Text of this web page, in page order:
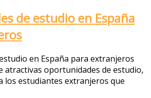
de estudio en España
en España para extranjeros
atractivas oportunidades de estudio,
los estudiantes extranjeros que